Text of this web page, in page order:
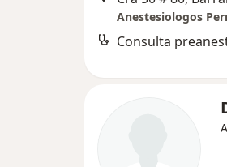
Anestesiologos
Consulta